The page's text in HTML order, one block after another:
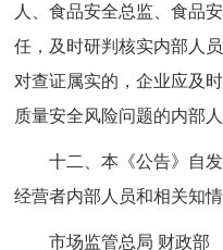
人、食品安全总监、食品
任，及时研判核实内部人
对查证属实的，企业应及
质量安全风险问题的内部
十二、本《公告》自
经营者内部人员和相关知
市场监管总局 财政部